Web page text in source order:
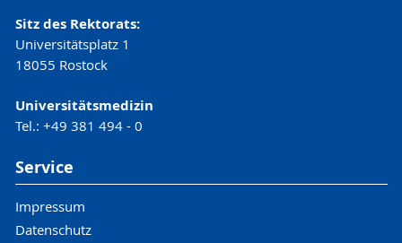
Sitz des Rektorats:
Universitätsplatz 1
18055 Rostock
Universitätsmedizin
Tel.: +49 381 494 - 0
Service
Impressum
Datenschutz